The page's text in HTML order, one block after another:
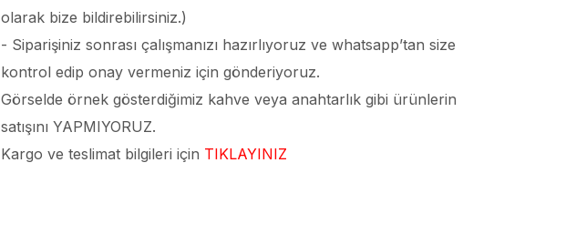
olarak bize bildirebilirsiniz.)
- Siparişiniz sonrası çalışmanızı hazırlıyoruz ve whatsapp’tan size
kontrol edip onay vermeniz için gönderiyoruz.
Görselde örnek gösterdiğimiz kahve veya anahtarlık gibi ürünlerin
satışını YAPMIYORUZ.
Kargo ve teslimat bilgileri için TIKLAYINIZ